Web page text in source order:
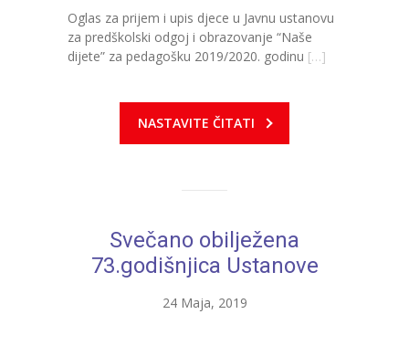
---- Sunčica
-- Dokumenti
-- COVID-19 Procedure
Oglas za prijem i upis djece u Javnu ustanovu
za predškolski odgoj i obrazovanje “Naše
dijete” za pedagošku 2019/2020. godinu […]
NASTAVITE ČITATI
Svečano obilježena
73.godišnjica Ustanove
24 Maja, 2019